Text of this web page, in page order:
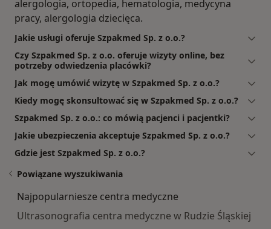
alergologia, ortopedia, hematologia, medycyna
pracy, alergologia dziecięca.
Jakie usługi oferuje Szpakmed Sp. z o.o.?
Czy Szpakmed Sp. z o.o. oferuje wizyty online, bez
potrzeby odwiedzenia placówki?
Jak mogę umówić wizytę w Szpakmed Sp. z o.o.?
Kiedy mogę skonsultować się w Szpakmed Sp. z o.o.?
Szpakmed Sp. z o.o.: co mówią pacjenci i pacjentki?
Jakie ubezpieczenia akceptuje Szpakmed Sp. z o.o.?
Gdzie jest Szpakmed Sp. z o.o.?
Powiązane wyszukiwania
Najpopularniesze centra medyczne
Ultrasonografia centra medyczne w Rudzie Śląskiej